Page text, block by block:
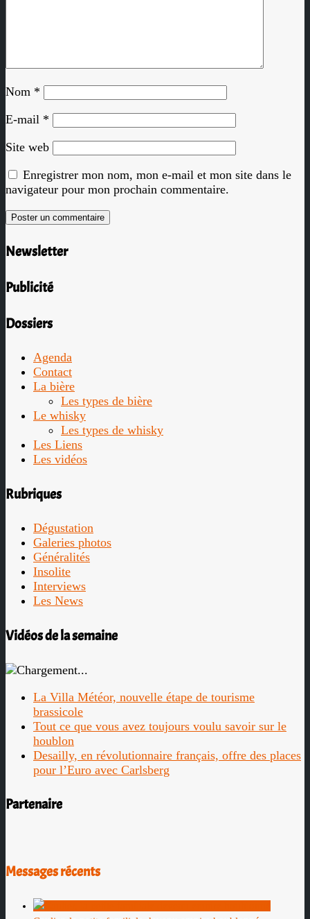
Nom *
E-mail *
Site web
Enregistrer mon nom, mon e-mail et mon site dans le
navigateur pour mon prochain commentaire.
Newsletter
Publicité
Dossiers
Agenda
Contact
La bière
Les types de bière
Le whisky
Les types de whisky
Les Liens
Les vidéos
Rubriques
Dégustation
Galeries photos
Généralités
Insolite
Interviews
Les News
Vidéos de la semaine
La Villa Météor, nouvelle étape de tourisme
brassicole
Tout ce que vous avez toujours voulu savoir sur le
houblon
Desailly, en révolutionnaire français, offre des places
pour l’Euro avec Carlsberg
Partenaire
Messages récents